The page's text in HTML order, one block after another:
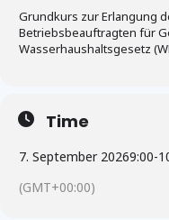
Grundkurs zur Erlangung
Betriebsbeauftragten für
Wasserhaushaltsgesetz
Time
7. September 20269:00-
(GMT+00:00)